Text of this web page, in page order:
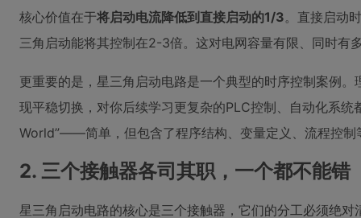
核心价值在于将启动电流降低到直接启动的1/3。直接启动
三角启动能将其控制在2-3倍。这对电网容量有限、同时有
更重要的是，星三角启动电路是一个典型的时序控制案例
现平稳切换，对你后续学习更复杂的PLC控制、自动化系
World”——简单，但包含了程序结构、变量定义、流程控制
2. 三个接触器各司其职，一个都不能错
星三角启动电路的核心是三个接触器，它们的分工必须绝对